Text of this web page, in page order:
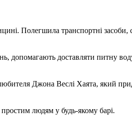
Полегшила транспортні
допомагають доставляти питну
Джона Веслі Хаята, який
людям у будь-якому барі.